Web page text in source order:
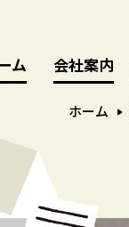
ム
ム 会社案内
会社案内
ホーム